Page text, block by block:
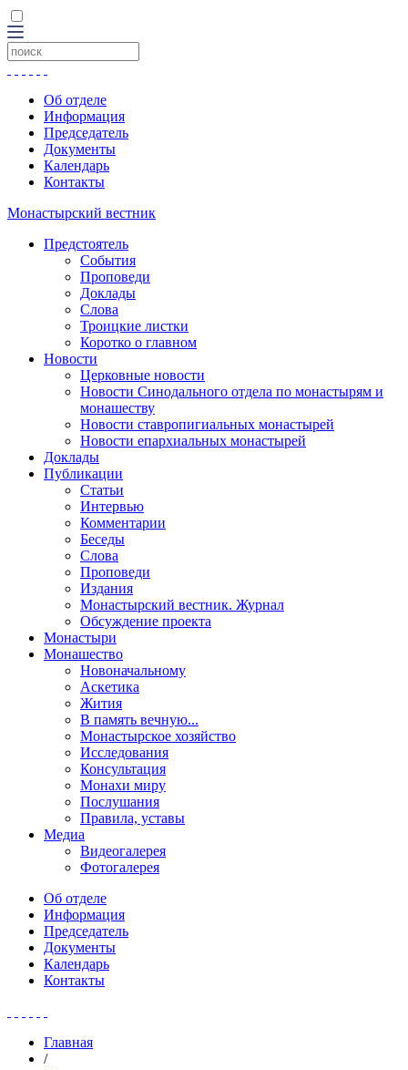
Об отделе
Информация
Председатель
Документы
Календарь
Контакты
Монастырский вестник
Предстоятель
События
Проповеди
Доклады
Слова
Троицкие листки
Коротко о главном
Новости
Церковные новости
Новости Синодального отдела по монастырям и
монашеству
Новости ставропигиальных монастырей
Новости епархиальных монастырей
Доклады
Публикации
Статьи
Интервью
Комментарии
Беседы
Слова
Проповеди
Издания
Монастырский вестник. Журнал
Обсуждение проекта
Монастыри
Монашество
Новоначальному
Аскетика
Жития
В память вечную...
Монастырское хозяйство
Исследования
Консультация
Монахи миру
Послушания
Правила, уставы
Медиа
Видеогалерея
Фотогалерея
Об отделе
Информация
Председатель
Документы
Календарь
Контакты
Главная
/